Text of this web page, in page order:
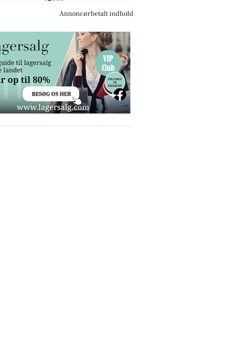
Annoncørbetalt indhold